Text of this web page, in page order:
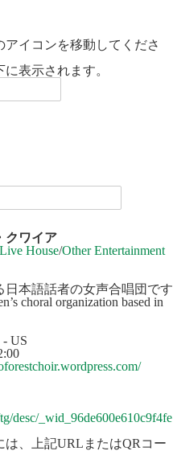
イコンを移動してくださ
表示されます。
クワイア
House/Other Entertainment
本語話者の女声合唱団です
choral organization based in
- US
desc/_wid_96de600e610c9f4fe
、上記URLまたはQRコー